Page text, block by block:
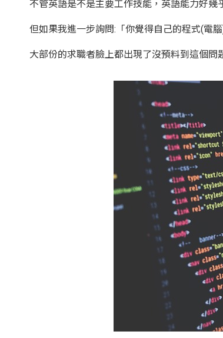
不管英語是不是主要工作技能，英語能力好幾
但如果我進一步詢問:「你覺得自己的程式(電腦
大部份的求職者臉上都出現了沒預料到這個問